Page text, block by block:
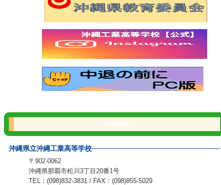
沖縄県立沖縄工業高等学校
〒902-0062
沖縄県那覇市松川3丁目20番1号
TEL：(098)832-3831 / FAX：(098)855-5029